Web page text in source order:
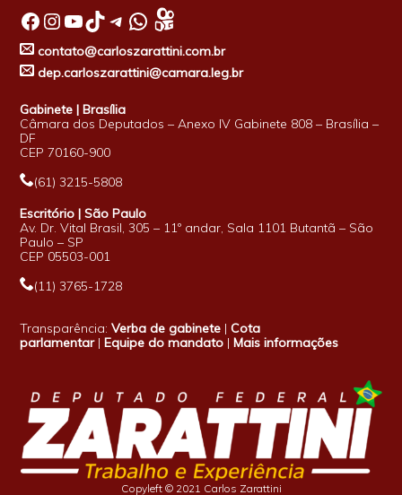
Facebook InstagramYoutube TikTok Telegram WhatsApp
contato@carloszarattini.com.br
dep.carloszarattini@camara.leg.br
Gabinete | Brasília
Câmara dos Deputados – Anexo IV Gabinete 808 – Brasília –
DF
CEP 70160-900
(61) 3215-5808
Escritório | São Paulo
Av. Dr. Vital Brasil, 305 – 11º andar, Sala 1101 Butantã – São
Paulo – SP
CEP 05503-001
(11) 3765-1728
Transparência:Verba de gabinete |Cota
parlamentar|Equipe do mandato |Mais informações
Copyleft © 2021 Carlos Zarattini